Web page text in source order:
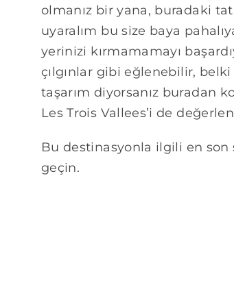
olmanız bir yana, buradaki
uyaralım bu size baya
yerinizi kırmamamayı
çılgınlar gibi eğlenebilir,
taşarım diyorsanız buradan
Les Trois Vallees’i de
Bu destinasyonla ilgili en
geçin.